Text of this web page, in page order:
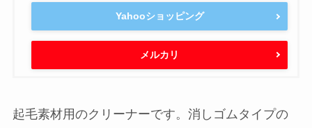
Yahooショッピング
メルカリ
起毛素材用のクリーナーです。消しゴムタイプの